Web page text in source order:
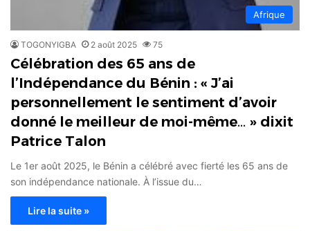
Afrique
TOGONYIGBA 2 août 2025 75
Célébration des 65 ans de
l’Indépendance du Bénin : « J’ai
personnellement le sentiment d’avoir
donné le meilleur de moi-même… » dixit
Patrice Talon
Le 1er août 2025, le Bénin a célébré avec fierté les 65 ans de
son indépendance nationale. À l’issue du…
Lire la suite »